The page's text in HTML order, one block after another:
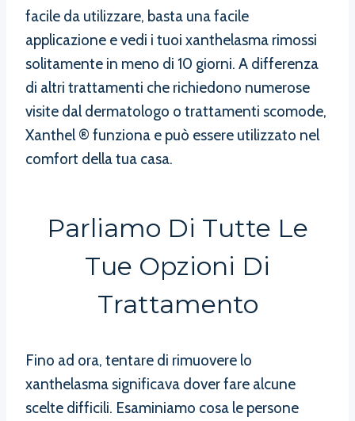
facile da utilizzare, basta una facile
applicazione e vedi i tuoi xanthelasma rimossi
solitamente in meno di 10 giorni. A differenza
di altri trattamenti che richiedono numerose
visite dal dermatologo o trattamenti scomode,
Xanthel ® funziona e può essere utilizzato nel
comfort della tua casa.
Parliamo Di Tutte Le
Tue Opzioni Di
Trattamento
Fino ad ora, tentare di rimuovere lo
xanthelasma significava dover fare alcune
scelte difficili. Esaminiamo cosa le persone